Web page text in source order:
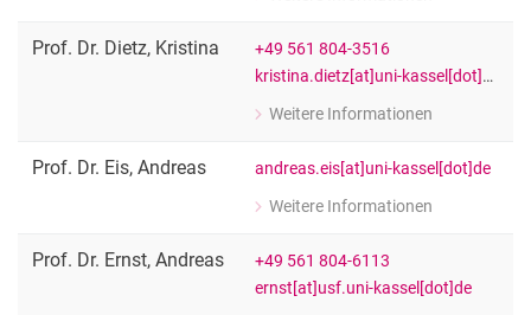
zu Prof. Dr. Klaus David
Prof. Dr. Dietz, Kristina
+49 561 804-3516
kristina.dietz[at]uni-kassel[dot]de
Weitere Informationen
zu Prof. Dr. Kristina Dietz
Prof. Dr. Eis, Andreas
andreas.eis[at]uni-kassel[dot]de
Weitere Informationen
zu Prof. Dr. Andreas Eis
Prof. Dr. Ernst, Andreas
+49 561 804-6113
ernst[at]usf.uni-kassel[dot]de